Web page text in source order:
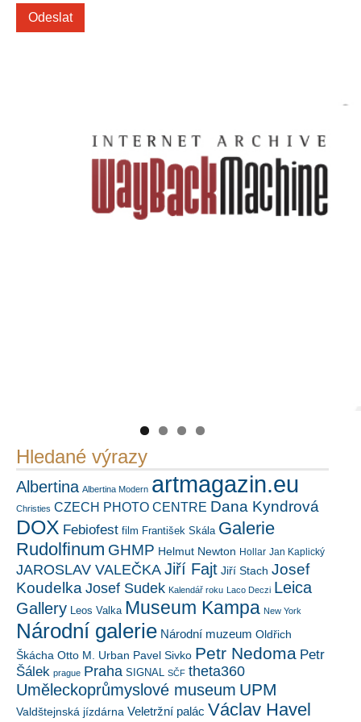
Hledané výrazy
Albertina Albertina Modern artmagazin.eu
Christies CZECH PHOTO CENTRE Dana Kyndrová
DOX Febiofest film František Skála Galerie
Rudolfinum GHMP Helmut Newton Hollar Jan Kaplický
JAROSLAV VALEČKA Jiří Fajt Jiří Stach Josef
Koudelka Josef Sudek Kalendář roku Laco Deczi Leica
Gallery Leos Valka Museum Kampa New York
Národní galerie Národní muzeum Oldřich
Škácha Otto M. Urban Pavel Sivko Petr Nedoma Petr
Šálek prague Praha SIGNAL SČF theta360
Uměleckoprůmyslové museum UPM
Valdštejnská jízdárna Veletržní palác Václav Havel